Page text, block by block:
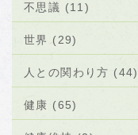
不思議 (11)
世界 (29)
人との関わり方 (44)
健康 (65)